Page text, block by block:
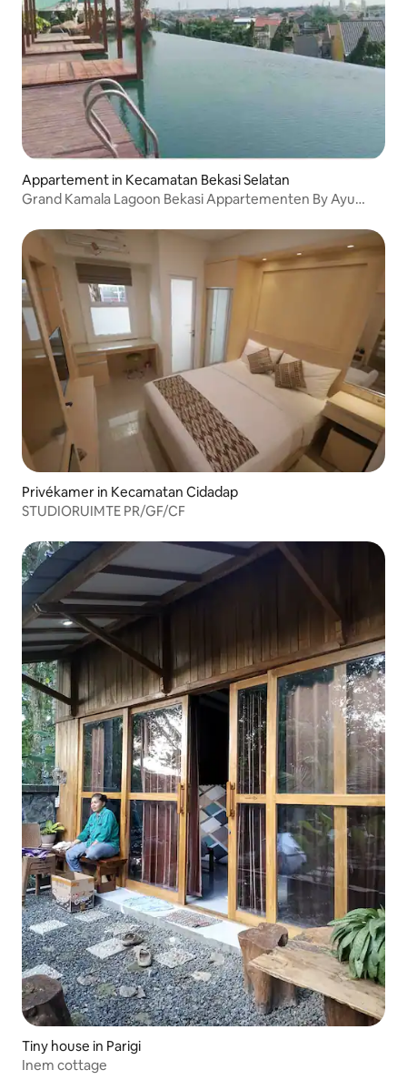
Appartement in Kecamatan Bekasi Selatan
Grand Kamala Lagoon Bekasi Appartementen By Ayu
Privékamer in Kecamatan Cidadap
STUDIORUIMTE PR/GF/CF
Tiny house in Parigi
Inem cottage